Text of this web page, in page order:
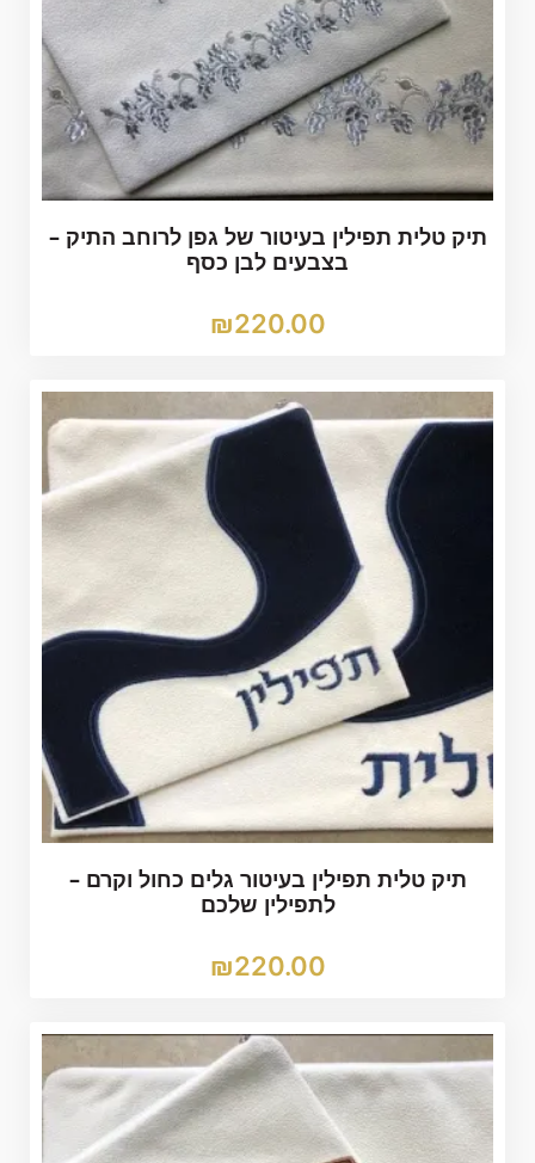
תיק טלית תפילין בעיטור של גפן לרוחב התיק –
בצבעים לבן כסף
₪220.00
תיק טלית תפילין בעיטור גלים כחול וקרם –
לתפילין שלכם
₪220.00